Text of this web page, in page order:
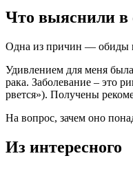
Что выяснили в
Одна из причин — обиды
Удивлением для меня
рака. Заболевание – это
рвется»). Получены
На вопрос, зачем оно
Из интересного